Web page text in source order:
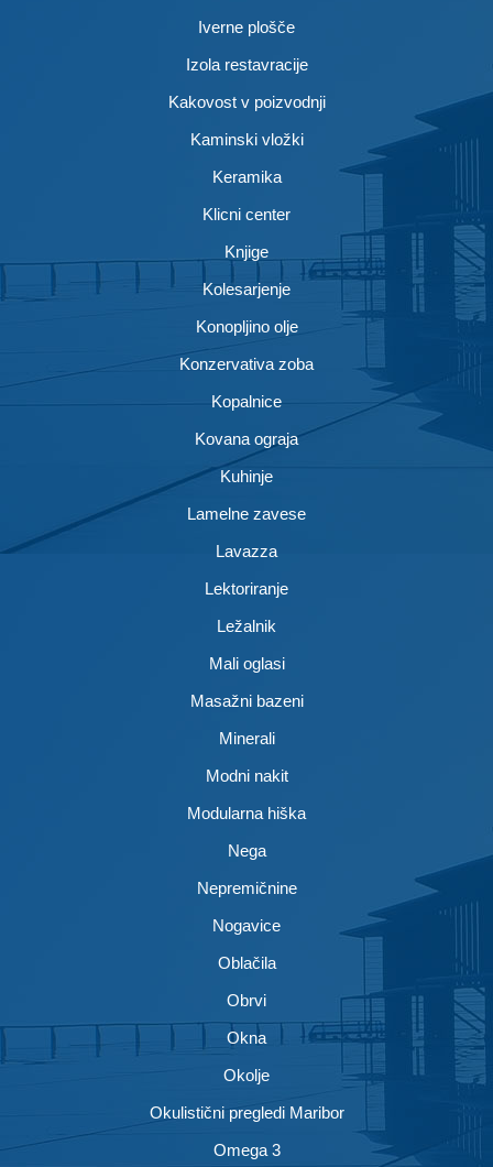
Iverne plošče
Izola restavracije
Kakovost v poizvodnji
Kaminski vložki
Keramika
Klicni center
Knjige
Kolesarjenje
Konopljino olje
Konzervativa zoba
Kopalnice
Kovana ograja
Kuhinje
Lamelne zavese
Lavazza
Lektoriranje
Ležalnik
Mali oglasi
Masažni bazeni
Minerali
Modni nakit
Modularna hiška
Nega
Nepremičnine
Nogavice
Oblačila
Obrvi
Okna
Okolje
Okulistični pregledi Maribor
Omega 3